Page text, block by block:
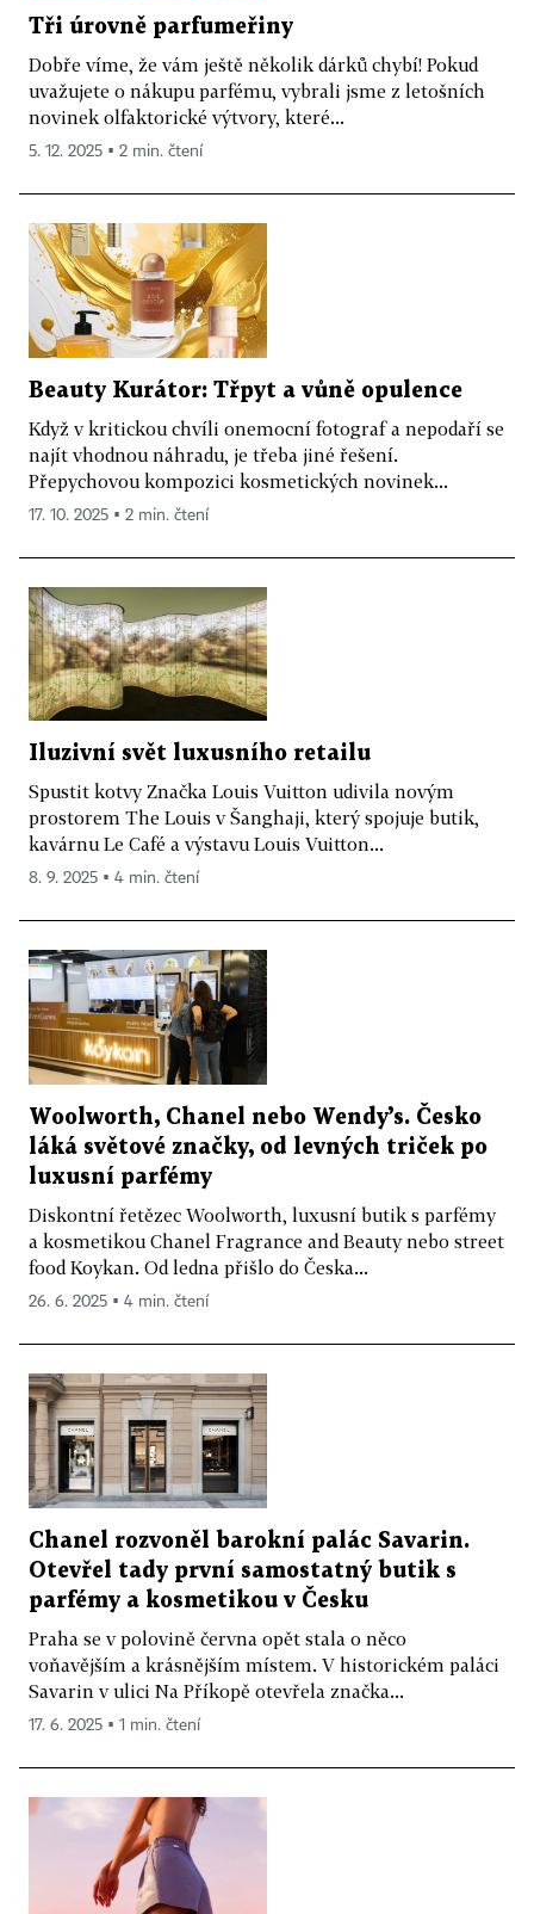
Tři úrovně parfumeřiny
Dobře víme, že vám ještě několik dárků chybí! Pokud
uvažujete o nákupu parfému, vybrali jsme z letošních
novinek olfaktorické výtvory, které...
5. 12. 2025 ▪ 2 min. čtení
Beauty Kurátor: Třpyt a vůně opulence
Když v kritickou chvíli onemocní fotograf a nepodaří se
najít vhodnou náhradu, je třeba jiné řešení.
Přepychovou kompozici kosmetických novinek...
17. 10. 2025 ▪ 2 min. čtení
Iluzivní svět luxusního retailu
Spustit kotvy Značka Louis Vuitton udivila novým
prostorem The Louis v Šanghaji, který spojuje butik,
kavárnu Le Café a výstavu Louis Vuitton...
8. 9. 2025 ▪ 4 min. čtení
Woolworth, Chanel nebo Wendy’s. Česko
láká světové značky, od levných triček po
luxusní parfémy
Diskontní řetězec Woolworth, luxusní butik s parfémy
a kosmetikou Chanel Fragrance and Beauty nebo street
food Koykan. Od ledna přišlo do Česka...
26. 6. 2025 ▪ 4 min. čtení
Chanel rozvoněl barokní palác Savarin.
Otevřel tady první samostatný butik s
parfémy a kosmetikou v Česku
Praha se v polovině června opět stala o něco
voňavějším a krásnějším místem. V historickém paláci
Savarin v ulici Na Příkopě otevřela značka...
17. 6. 2025 ▪ 1 min. čtení